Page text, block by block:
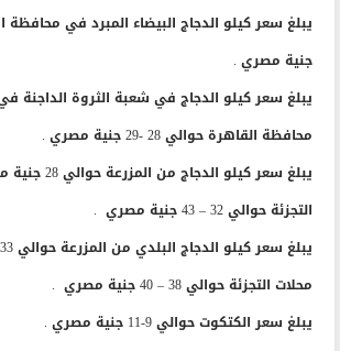
جنية مصري .
يبلغ سعر كيلو الدجاج في شعبة الثروة الداجنة
محافظة القاهرة حوالي 28 -29 جنية مصري .
يبلغ سعر كيلو
التجزئة حوالي 32 – 43 جنية مصري .
محلات التجزئة حوالي 38 – 40 جنية مصري .
يبلغ سعر الكتكوت حوالي 9-11 جنية مصري .